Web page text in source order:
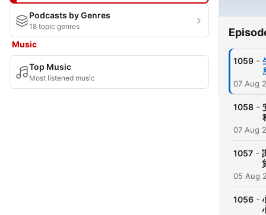
Podcasts by Genres
18 topic genres
Music
Top Music
Most listened music
1059 -
07 Aug
1058 -
07 Aug
1057 -
05 Aug
1056 -